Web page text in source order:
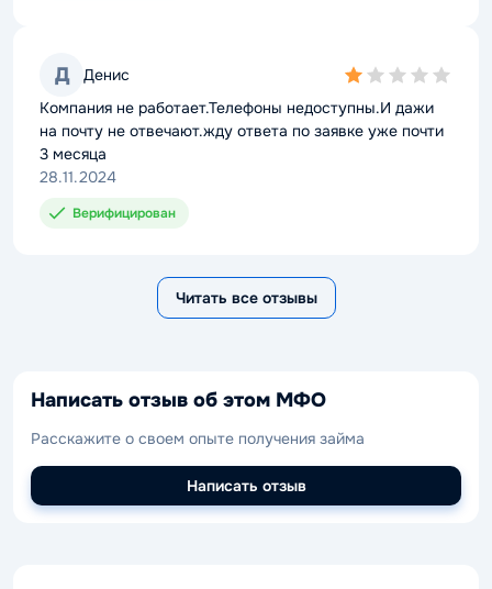
Д Денис
1,0
rating
Компания не работает.Телефоны недоступны.И дажи
на почту не отвечают.жду ответа по заявке уже почти
3 месяца
28.11.2024
Верифицирован
Читать все отзывы
Написать отзыв об этом МФО
Расскажите о своем опыте получения займа
Написать отзыв